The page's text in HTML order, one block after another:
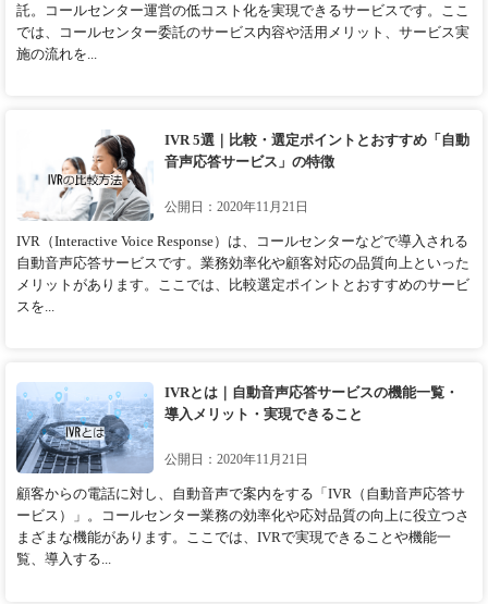
託。コールセンター運営の低コスト化を実現できるサービスです。ここ
では、コールセンター委託のサービス内容や活用メリット、サービス実
施の流れを...
IVR 5選｜比較・選定ポイントとおすすめ「自動
音声応答サービス」の特徴
公開日：2020年11月21日
IVR（Interactive Voice Response）は、コールセンターなどで導入される
自動音声応答サービスです。業務効率化や顧客対応の品質向上といった
メリットがあります。ここでは、比較選定ポイントとおすすめのサービ
スを...
IVRとは｜自動音声応答サービスの機能一覧・
導入メリット・実現できること
公開日：2020年11月21日
顧客からの電話に対し、自動音声で案内をする「IVR（自動音声応答サ
ービス）」。コールセンター業務の効率化や応対品質の向上に役立つさ
まざまな機能があります。ここでは、IVRで実現できることや機能一
覧、導入する...